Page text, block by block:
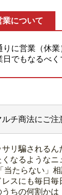
業について
りに営業（休
日でもなるべ
チ商法にご注
サリ騙されるん
なるようなニ
当たらない」
スにも毎日
ちの何割かは